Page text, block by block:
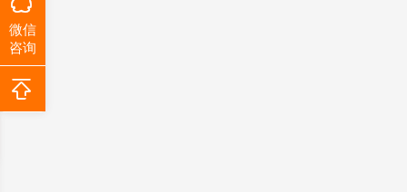
微信
咨询